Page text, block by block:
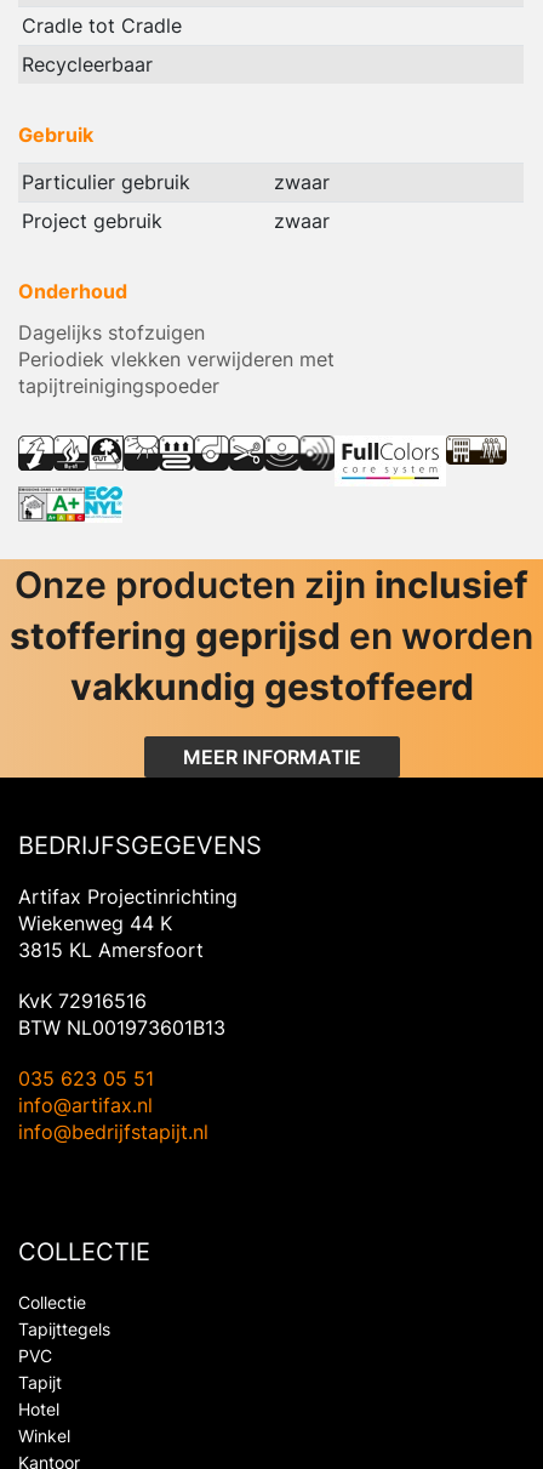
Cradle tot Cradle
Recycleerbaar
Gebruik
Particulier gebruik
zwaar
Project gebruik
zwaar
Onderhoud
Dagelijks stofzuigen
Periodiek vlekken verwijderen met
tapijtreinigingspoeder
Onze producten zijn inclusief
stoffering geprijsd en worden
vakkundig gestoffeerd
MEER INFORMATIE
BEDRIJFSGEGEVENS
Artifax Projectinrichting
Wiekenweg 44 K
3815 KL Amersfoort
KvK 72916516
BTW NL001973601B13
035 623 05 51
info@artifax.nl
info@bedrijfstapijt.nl
COLLECTIE
Collectie
Tapijttegels
PVC
Tapijt
Hotel
Winkel
Kantoor